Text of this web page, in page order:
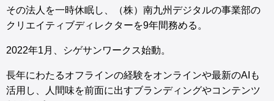
その法人を一時休眠し、（株）南九州デジタルの事業部の
クリエイティブディレクターを9年間務める。
2022年1月、シゲサンワークス始動。
長年にわたるオフラインの経験をオンラインや最新のAIも
活用し、人間味を前面に出すブランディングやコンテンツ